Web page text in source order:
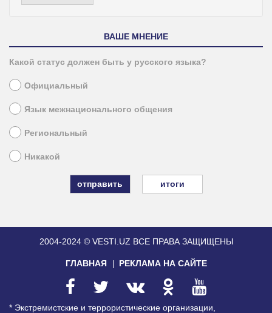
ВАШЕ МНЕНИЕ
Какой статус должен быть у русского языка?
Официальный
Язык межнационального общения
Региональный
Никакой
итоги
2004-2024 © VESTI.UZ ВСЕ ПРАВА ЗАЩИЩЕНЫ
ГЛАВНАЯ РЕКЛАМА НА САЙТЕ
* Экстремистские и террористические организации,